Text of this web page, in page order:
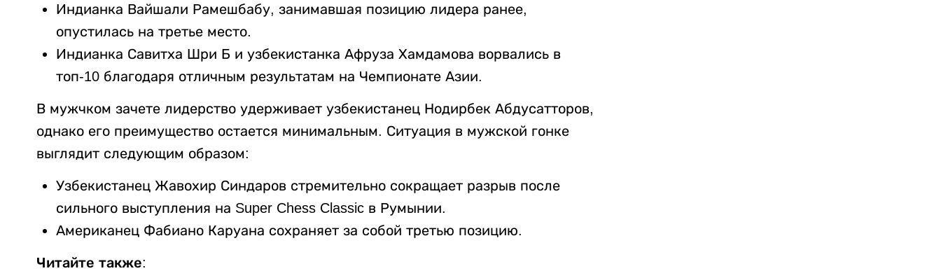
Индианка Вайшали Рамешбабу, занимавшая позицию лидера ранее,
опустилась на третье место.
Индианка Савитха Шри Б и узбекистанка Афруза Хамдамова ворвались в
топ-10 благодаря отличным результатам на Чемпионате Азии.
В мужчком зачете лидерство удерживает узбекистанец Нодирбек Абдусатторов,
однако его преимущество остается минимальным. Ситуация в мужской гонке
выглядит следующим образом:
Узбекистанец Жавохир Синдаров стремительно сокращает разрыв после
сильного выступления на Super Chess Classic в Румынии.
Американец Фабиано Каруана сохраняет за собой третью позицию.
Читайте также: